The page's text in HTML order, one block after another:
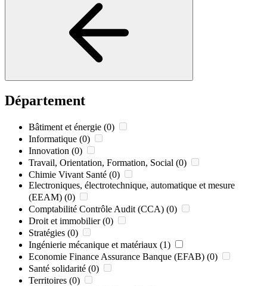
Département
Bâtiment et énergie (0)
Informatique (0)
Innovation (0)
Travail, Orientation, Formation, Social (0)
Chimie Vivant Santé (0)
Electroniques, électrotechnique, automatique et mesure
(EEAM) (0)
Comptabilité Contrôle Audit (CCA) (0)
Droit et immobilier (0)
Stratégies (0)
Ingénierie mécanique et matériaux (1)
Economie Finance Assurance Banque (EFAB) (0)
Santé solidarité (0)
Territoires (0)